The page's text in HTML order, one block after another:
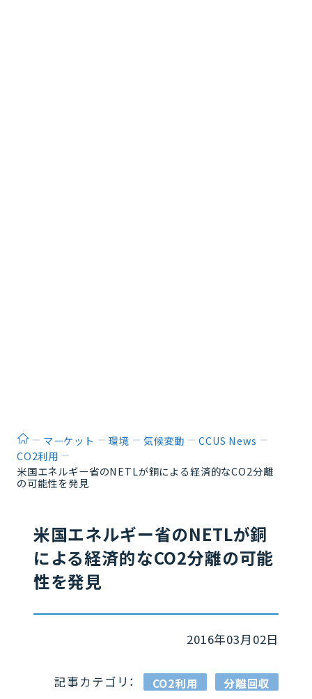
ホームマーケット 環境 気候変動
CCUS News
CO2利用
米国エネルギー省のNETLが銅による経済的なCO2分離
の可能性を発見
米国エネルギー省のNETLが銅
による経済的なCO2分離の可能
性を発見
2016年03月02日
記事カテゴリ： CO2利用 分離回収